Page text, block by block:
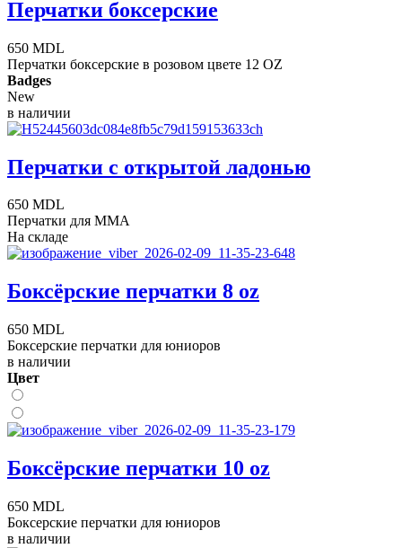
Перчатки боксерские
650 MDL
Перчатки боксерские в розовом цвете 12 OZ
Badges
New
в наличии
Перчатки с открытой ладонью
650 MDL
Перчатки для ММА
На складе
Боксёрские перчатки 8 oz
650 MDL
Боксерские перчатки для юниоров
в наличии
Цвет
Боксёрские перчатки 10 oz
650 MDL
Боксерские перчатки для юниоров
в наличии